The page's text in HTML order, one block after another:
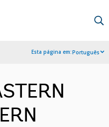
Esta página em:Português